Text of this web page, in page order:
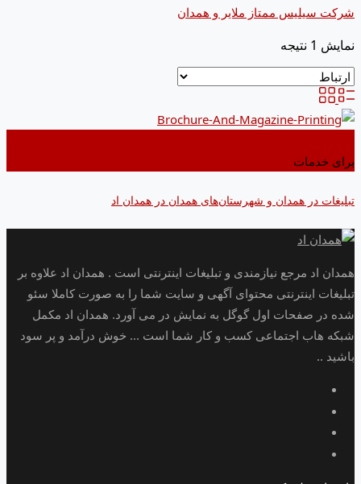
شرکت سیلیس ممتاز ملایر و همدان
نمایش 1 نتیجه
برای خدمات
تبلیغات در همدان و شهرستان‌های همدان در همدان اد
همدان اد مرجع نیازمندی و تبلیغات اینترنتی است . همدان اد علاوه بر
تبلیغات اینترنتی محتوای آگهی و سایت شما را به صورت کاملا سئو
شده در صفحات اول گوگل به نمایش در می آورد. همدان اد مکمل
شبکه هاب اجتماعی کسب و کار شما است ... خوش درآمد و پر سود
باشید ..